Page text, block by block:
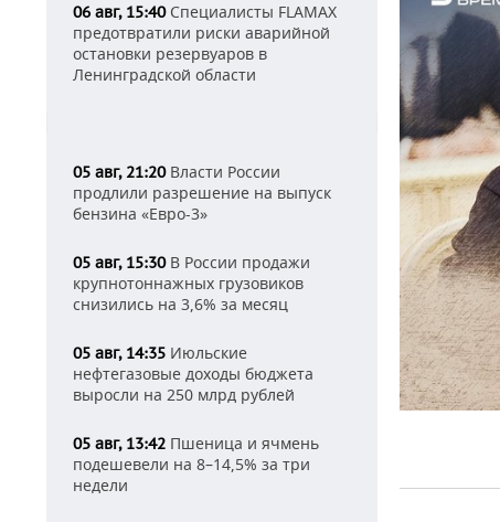
06 авг, 15:40Специалисты FLAMAX
предотвратили риски аварийной
остановки резервуаров в
Ленинградской области
05 авг, 21:20Власти России
продлили разрешение на выпуск
бензина «Евро-3»
05 авг, 15:30В России продажи
крупнотоннажных грузовиков
снизились на 3,6% за месяц
05 авг, 14:35 Июльские
нефтегазовые доходы бюджета
выросли на 250 млрд рублей
05 авг, 13:42 Пшеница и ячмень
подешевели на 8–14,5% за три
недели